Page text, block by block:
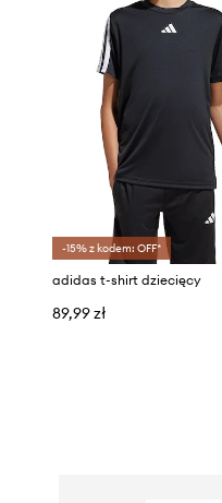
-15% z kodem: OFF*
adidas t-shirt dziecięcy
89,99 zł